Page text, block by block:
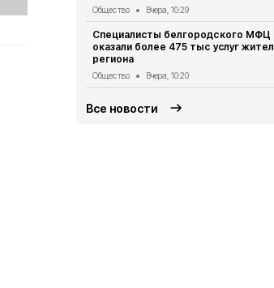
Общество Вчера, 10:29
Специалисты белгородского МФЦ
оказали более 475 тыс услуг
региона
Общество Вчера, 10:20
Все новости